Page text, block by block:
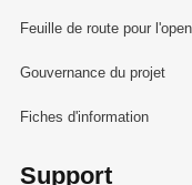
Feuille de route pour
Gouvernance du projet
Fiches d'information
Support